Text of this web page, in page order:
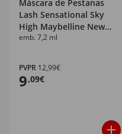
Máscara de Pestanas
Lash Sensational Sky
High Maybelline New
York
emb. 7,2 ml
PVPR 12,99€
9,09€